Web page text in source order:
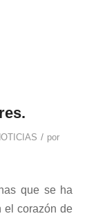
/ por
que se ha
el corazón de